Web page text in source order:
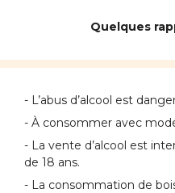
Quelques
- L’abus d’alcool est
- À consommer avec
- La vente d’alcool est
de 18 ans.
- La consommation de